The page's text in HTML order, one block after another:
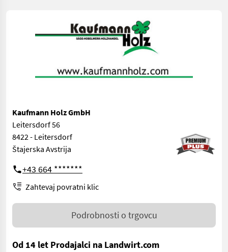
Kaufmann Holz GmbH
Leitersdorf 56
8422 - Leitersdorf
Štajerska Avstrija
+43 664 *******
Zahtevaj povratni klic
Podrobnosti o trgovcu
Od 14 let Prodajalci na Landwirt.com